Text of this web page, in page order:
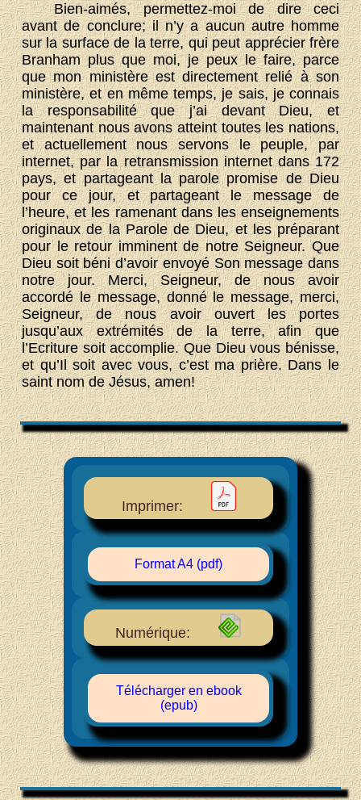
Bien-aimés, permettez-moi de dire ceci
avant de conclure; il n’y a aucun autre homme
sur la surface de la terre, qui peut apprécier frère
Branham plus que moi, je peux le faire, parce
que mon ministère est directement relié à son
ministère, et en même temps, je sais, je connais
la responsabilité que j’ai devant Dieu, et
maintenant nous avons atteint toutes les nations,
et actuellement nous servons le peuple, par
internet, par la retransmission internet dans 172
pays, et partageant la parole promise de Dieu
pour ce jour, et partageant le message de
l’heure, et les ramenant dans les enseignements
originaux de la Parole de Dieu, et les préparant
pour le retour imminent de notre Seigneur. Que
Dieu soit béni d’avoir envoyé Son message dans
notre jour. Merci, Seigneur, de nous avoir
accordé le message, donné le message, merci,
Seigneur, de nous avoir ouvert les portes
jusqu’aux extrémités de la terre, afin que
l’Ecriture soit accomplie. Que Dieu vous bénisse,
et qu’Il soit avec vous, c’est ma prière. Dans le
saint nom de Jésus, amen!
Imprimer:
Format A4 (pdf)
Numérique:
Télécharger en ebook
(epub)